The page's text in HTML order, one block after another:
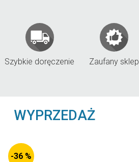
Szybkie doręczenie Zaufany sklep
WYPRZEDAŻ
-36 %